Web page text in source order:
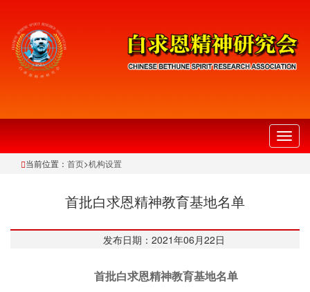
切
换
当前位置： 首页>机构设置
首批白求恩精神教育基地名单
发布日期：2021年06月22日
首批白求恩精神教育基地名单